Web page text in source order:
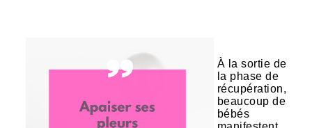
À la sortie de
la phase de
récupération,
beaucoup de
bébés